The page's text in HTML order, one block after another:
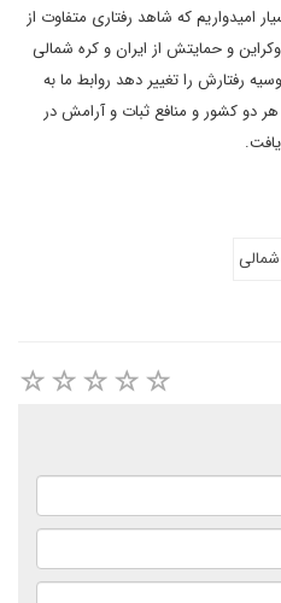
که شاهد رفتاری متفاوت از
و حمایتش از ایران و کره شمالی
رفتارش را تغییر دهد روابط ما به
دو کشور و منافع ثبات و آرامش در